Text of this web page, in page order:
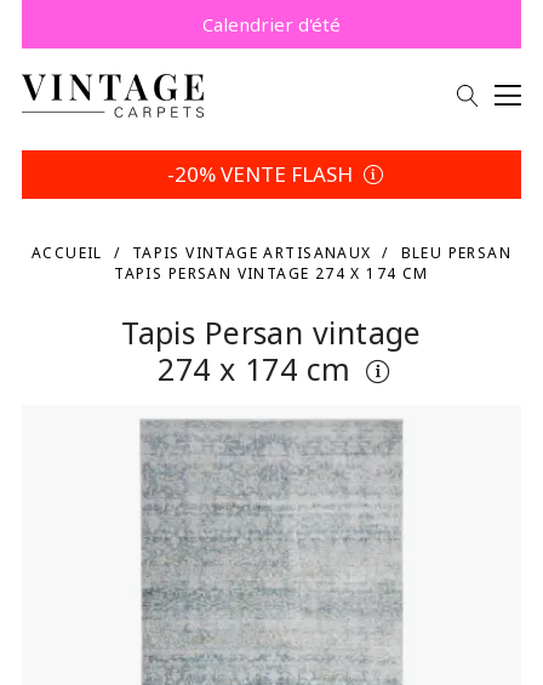
Promo -5% | Votre choix
Payez plus tard avec Klarna.
Calendrier d'été
-20% VENTE FLASH
ACCUEIL TAPIS VINTAGE ARTISANAUX
BLEU PERSAN
TAPIS PERSAN VINTAGE 274 X 174 CM
Tapis Persan vintage
274 x 174 cm